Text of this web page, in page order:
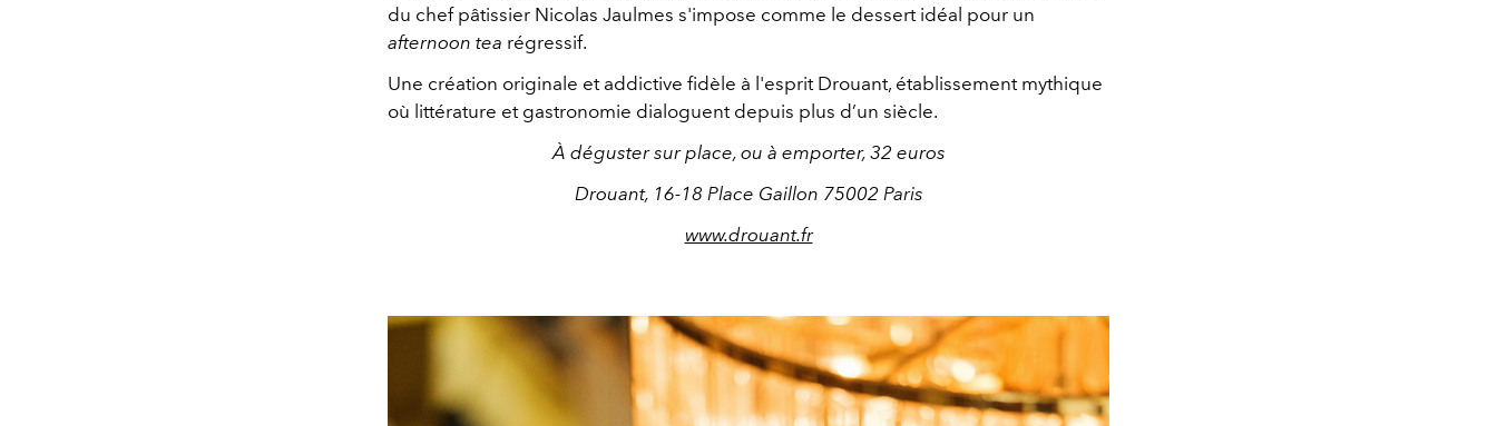
du chef pâtissier Nicolas Jaulmes s'impose comme le dessert idéal pour un
afternoon tea régressif.
Une création originale et addictive fidèle à l'esprit Drouant, établissement mythique
où littérature et gastronomie dialoguent depuis plus d’un siècle.
À déguster sur place, ou à emporter, 32 euros
Drouant, 16-18 Place Gaillon 75002 Paris
www.drouant.fr